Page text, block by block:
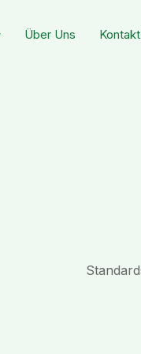
Über Uns Kontakt